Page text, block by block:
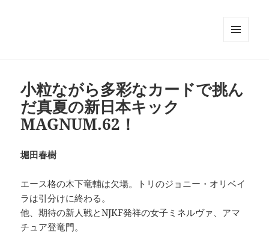
小粒ながら多彩なカードで挑ん
だ真夏の新日本キック
MAGNUM.62！
堀田春樹
エース格の木下竜輔は欠場。トリのジョニー・オリベイ
ラは引分けに終わる。
他、期待の新人戦とNJKF発祥の女子ミネルヴァ、アマ
チュア登竜門。